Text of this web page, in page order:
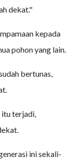
dekat."
kepada
pohon yang lain.
bertunas,
itu terjadi,
ini sekali-